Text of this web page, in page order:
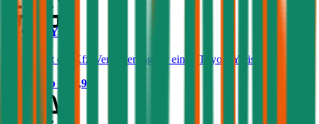
Toyota Yaris
Was kostet die Kfz-Versicherung für einen Toyota Yaris?
Prämie ab
€ 29,90